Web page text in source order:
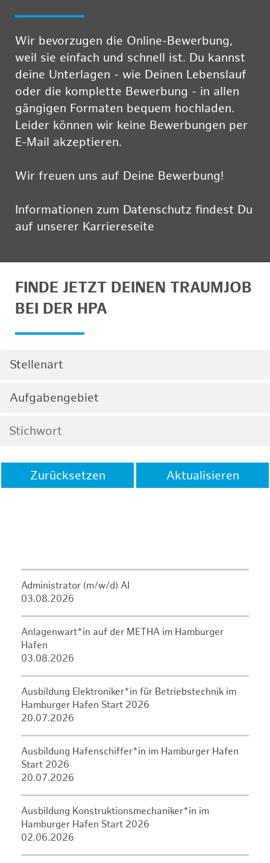
Wir bevorzugen die Online-Bewerbung,
weil sie einfach und schnell ist. Du kannst
deine Unterlagen - wie Deinen Lebenslauf
oder die komplette Bewerbung - in allen
gängigen Formaten bequem hochladen.
Leider können wir keine Bewerbungen per
E-Mail akzeptieren.
Wir freuen uns auf Deine Bewerbung!
Informationen zum Datenschutz findest Du
auf unserer Karriereseite
FINDE JETZT DEINEN TRAUMJOB
BEI DER HPA
Stellenart
Aufgabengebiet
Zurücksetzen Aktualisieren
Administrator (m/w/d) AI
03.08.2026
Anlagenwart*in auf der METHA im Hamburger
Hafen
03.08.2026
Ausbildung Elektroniker*in für Betriebstechnik im
Hamburger Hafen Start 2026
20.07.2026
Ausbildung Hafenschiffer*in im Hamburger Hafen
Start 2026
20.07.2026
Ausbildung Konstruktionsmechaniker*in im
Hamburger Hafen Start 2026
02.06.2026